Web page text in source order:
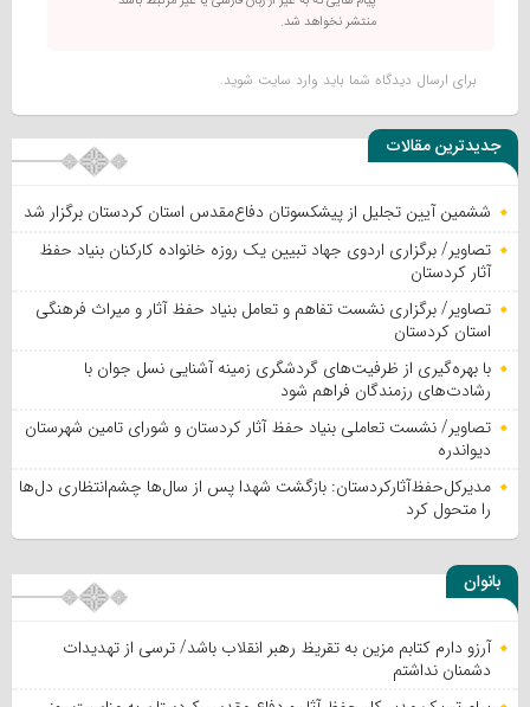
منتشر نخواهد شد.
برای ارسال دیدگاه شما باید وارد سایت شوید.
جدیدترین مقالات
ششمین آیین تجلیل از پیشکسوتان دفاع‌مقدس استان کردستان برگزار شد
تصاویر/ برگزاری اردوی جهاد تبیین یک روزه خانواده کارکنان بنیاد حفظ
آثار کردستان
تصاویر/ برگزاری نشست تفاهم و تعامل بنیاد حفظ آثار و میراث فرهنگی
استان کردستان
با بهره‌گیری از ظرفیت‌های گردشگری زمینه آشنایی نسل جوان با
رشادت‌های رزمندگان فراهم شود
تصاویر/ نشست تعاملی بنیاد حفظ آثار کردستان و شورای تامین شهرستان
دیواندره
مدیرکل‌حفظ‌آثارکردستان: بازگشت شهدا پس از سال‌ها چشم‌انتظاری دل‌ها
را متحول کرد
بانوان
آرزو دارم کتابم مزین به تقریظ رهبر انقلاب باشد/ ترسی از تهدیدات
دشمنان نداشتم